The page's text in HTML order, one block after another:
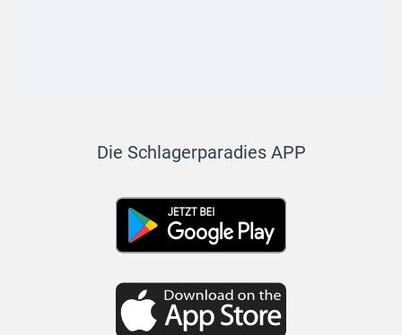
Die Schlagerparadies APP